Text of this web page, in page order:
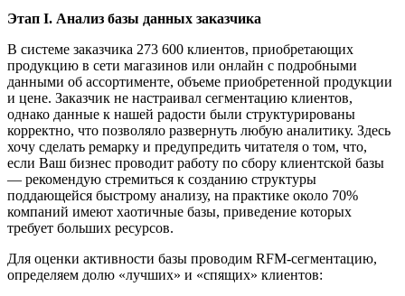
Этап I. Анализ базы данных заказчика
В системе заказчика 273 600 клиентов, приобретающих
продукцию в сети магазинов или онлайн с подробными
данными об ассортименте, объеме приобретенной продукции
и цене. Заказчик не настраивал сегментацию клиентов,
однако данные к нашей радости были структурированы
корректно, что позволяло развернуть любую аналитику. Здесь
хочу сделать ремарку и предупредить читателя о том, что,
если Ваш бизнес проводит работу по сбору клиентской базы
— рекомендую стремиться к созданию структуры
поддающейся быстрому анализу, на практике около 70%
компаний имеют хаотичные базы, приведение которых
требует больших ресурсов.
Для оценки активности базы проводим RFM-сегментацию,
определяем долю «лучших» и «спящих» клиентов: